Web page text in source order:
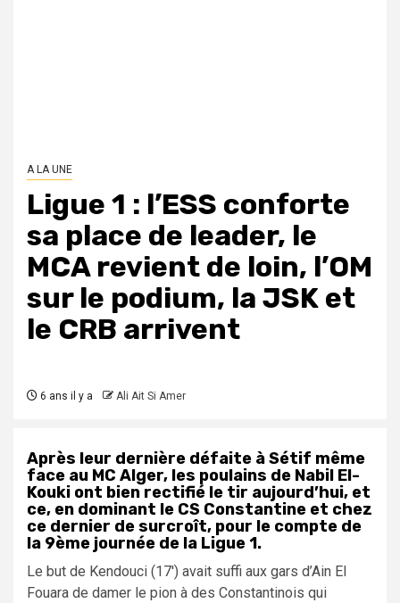
A LA UNE
Ligue 1 : l’ESS conforte
sa place de leader, le
MCA revient de loin, l’OM
sur le podium, la JSK et
le CRB arrivent
6 ans il y a Ali Ait Si Amer
Après leur dernière défaite à Sétif même
face au MC Alger, les poulains de Nabil El-
Kouki ont bien rectifié le tir aujourd’hui, et
ce, en dominant le CS Constantine et chez
ce dernier de surcroît, pour le compte de
la 9ème journée de la Ligue 1.
Le but de Kendouci (17′) avait suffi aux gars d’Ain El
Fouara de damer le pion à des Constantinois qui